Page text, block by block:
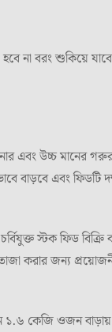
না বরং শুকিয়ে
এবং উচ্চ মানের
বাড়বে এবং ফিডটি
স্টক ফিড
করার জন্য
১.৬ কেজি ওজন